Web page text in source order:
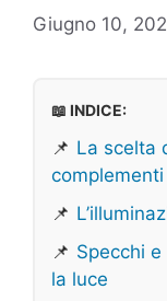
Giugno 10,
📖 INDICE:
📌 La scelta
complementi
📌
📌 Specchi
la luce